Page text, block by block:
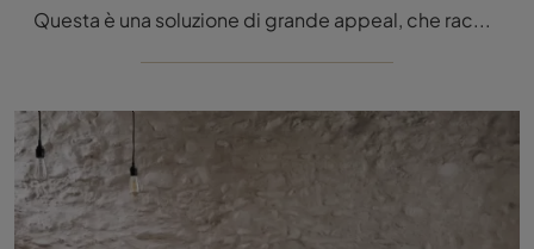
Questa è una soluzione di grande appeal, che racchiude in sé tutta l'eccellenza garantita dalla pluriennale esperienza del brand nel settore.